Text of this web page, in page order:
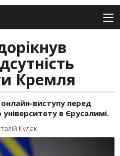
Кремля
онлайн-виступу перед
в Єрусалимі.
Кулак